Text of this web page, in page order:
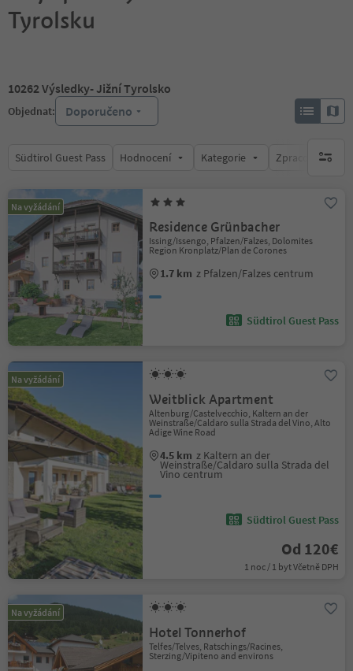
Tyrolsku
10262Výsledky- Jižní Tyrolsko
Objednat: Doporučeno
Südtirol Guest Pass Hodnocení Kategorie Zpracovávábrak
Na vyžádání
Residence Grünbacher
Issing/Issengo, Pfalzen/Falzes, Dolomites
Region Kronplatz/Plan de Corones
1.7 km z Pfalzen/Falzes centrum
Südtirol Guest Pass
Na vyžádání
Weitblick Apartment
Altenburg/Castelvecchio, Kaltern an der
Weinstraße/Caldaro sulla Strada del Vino, Alto
Adige Wine Road
4.5 km z Kaltern an der
Weinstraße/Caldaro sulla Strada del
Vino centrum
Südtirol Guest Pass
Od 120€
1 noc / 1 byt Včetně DPH
Na vyžádání
Hotel Tonnerhof
Telfes/Telves, Ratschings/Racines,
Sterzing/Vipiteno and environs